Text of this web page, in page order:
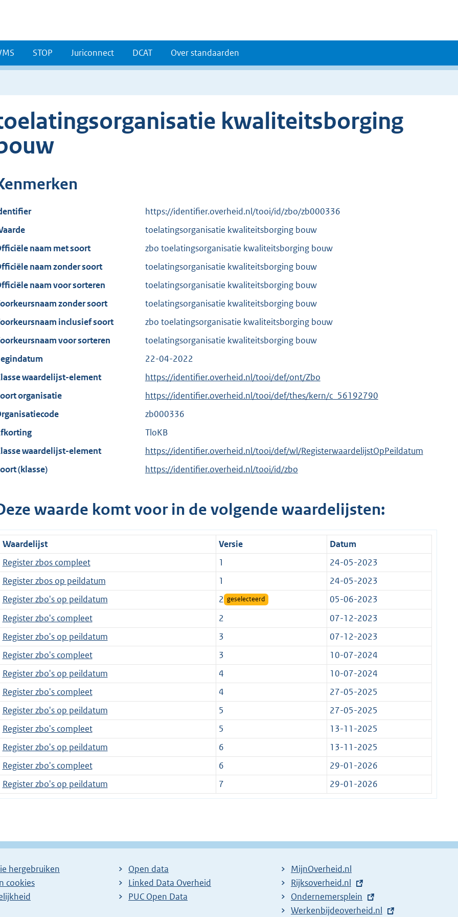
STOP Juriconnect DCAT Over standaarden
kwaliteitsborging
https://identifier.overheid.nl/tooi/id/zbo/zb000336
toelatingsorganisatie kwaliteitsborging bouw
naam met soort
zbo toelatingsorganisatie kwaliteitsborging bouw
naam zonder soort
toelatingsorganisatie kwaliteitsborging bouw
naam voor sorteren
toelatingsorganisatie kwaliteitsborging bouw
zonder soort
toelatingsorganisatie kwaliteitsborging bouw
inclusief soort
zbo toelatingsorganisatie kwaliteitsborging bouw
voor sorteren
toelatingsorganisatie kwaliteitsborging bouw
22-04-2022
waardelijst-element
https://identifier.overheid.nl/tooi/def/ont/Zbo
organisatie
https://identifier.overheid.nl/tooi/def/thes/kern/c_56192790
zb000336
TloKB
waardelijst-element
https://identifier.overheid.nl/tooi/def/wl/RegisterwaardelijstOpPeildatum
(klasse)
https://identifier.overheid.nl/tooi/id/zbo
waarde komt voor in de volgende waardelijsten:
Waardelijst Versie
Datum
Register zbos compleet
1
24-05-2023
Register zbos op peildatum
1
24-05-2023
Register zbo's op peildatum
2 geselecteerd
05-06-2023
Register zbo's compleet
2
07-12-2023
Register zbo's op peildatum
3
07-12-2023
Register zbo's compleet
3
10-07-2024
Register zbo's op peildatum
4
10-07-2024
Register zbo's compleet
4
27-05-2025
Register zbo's op peildatum
5
27-05-2025
Register zbo's compleet
5
13-11-2025
Register zbo's op peildatum
6
13-11-2025
Register zbo's compleet
6
29-01-2026
Register zbo's op peildatum
7 29-01-2026
hergebruiken
cookies
Open data
Linked Data Overheid
PUC Open Data
MijnOverheid.nl
E
x
t
Rijksoverheid.nl
E
x
Ondernemersplein
E
Werkenbijdeoverheid.nl